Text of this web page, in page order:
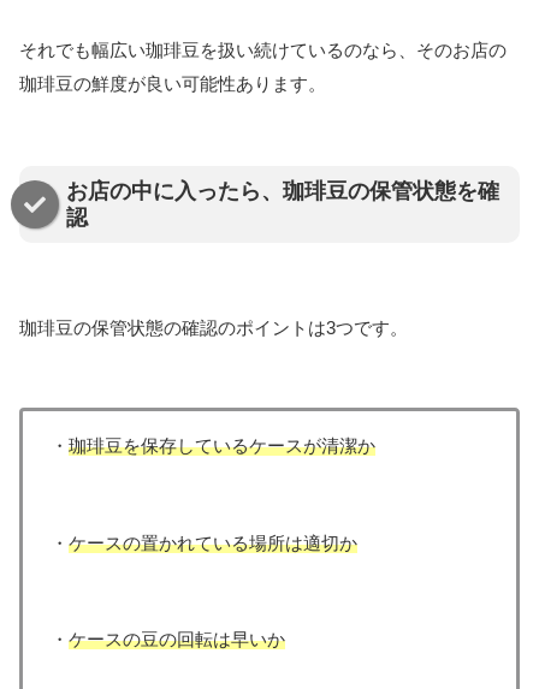
それでも幅広い珈琲豆を扱い続けているのなら、そのお店の
珈琲豆の鮮度が良い可能性あります。
お店の中に入ったら、珈琲豆の保管状態を確
認
珈琲豆の保管状態の確認のポイントは3つです。
・ 珈琲豆を保存しているケースが清潔か
・ ケースの置かれている場所は適切か
・ ケースの豆の回転は早いか